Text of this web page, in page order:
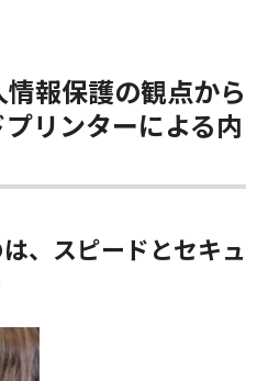
報保護の観点から
リンターによる内
、スピードとセキュ